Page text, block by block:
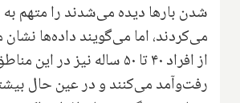
شدن بارها دیده می‌شدند را متهم
می‌کردند، اما می‌گویند داده‌ها
از افراد ۴۰ تا ۵۰ ساله نیز
رفت‌و‌آمد می‌کنند و در عین حال